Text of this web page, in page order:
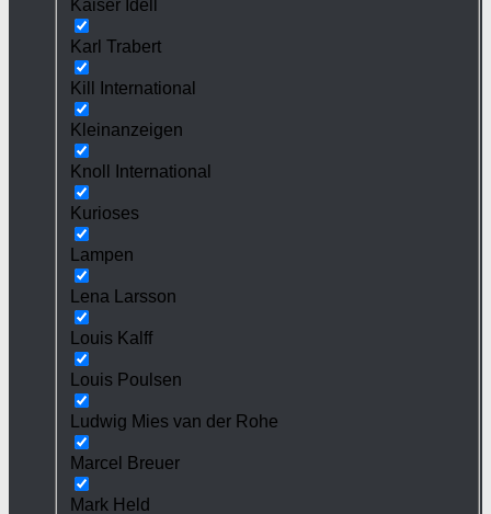
Kaiser Idell
Karl Trabert
Kill International
Kleinanzeigen
Knoll International
Kurioses
Lampen
Lena Larsson
Louis Kalff
Louis Poulsen
Ludwig Mies van der Rohe
Marcel Breuer
Mark Held